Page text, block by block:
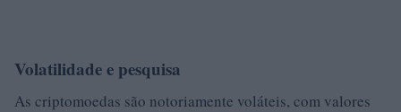
Volatilidade e pesquisa
As criptomoedas são notoriamente voláteis, com valores